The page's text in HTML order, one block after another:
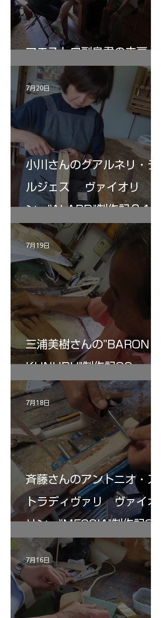
マエストロ副島君の来房
小川さんのグアルネリ・デ
ルジェス ヴァイオリ
ン ”ALARD"制作記３4
7月20日
三浦美樹さんの”BARON・
KUNUPU"制作記30
7月19日
斉藤さんのアントニオ・ス
トラディヴァリ ヴァイオ
リン ”MESSIA"制作記32
7月18日
7月16日